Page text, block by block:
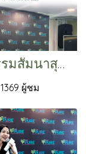
กิจกรรมสัมนาสุดพิเศษ "แรงบันดาลใจ สู่ความสำเร็จ"
ผู้ชม